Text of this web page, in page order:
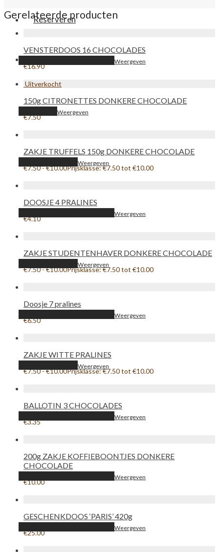
Reserveren
Gerelateerde producten
VENSTERDOOS 16 CHOCOLADES
€16.90
Weergeven
150g CITRONETTES DONKERE CHOCOLADE
€7.50
Weergeven
ZAKJE TRUFFELS 150g DONKERE CHOCOLADE
€7.50-€10.00Prijsklasse: €7.50 tot €10.00
Weergeven
DOOSJE 4 PRALINES
€4.10
Weergeven
ZAKJE STUDENTENHAVER DONKERE CHOCOLADE
€7.50-€10.00Prijsklasse: €7.50 tot €10.00
Weergeven
Doosje 7 pralines
€6.50
Weergeven
ZAKJE WITTE PRALINES
€7.50-€10.00Prijsklasse: €7.50 tot €10.00
Weergeven
BALLOTIN 3 CHOCOLADES
€3.35
Weergeven
200g ZAKJE KOFFIEBOONTJES DONKERE
CHOCOLADE
€10.00
Weergeven
GESCHENKDOOS ‘PARIS’ 420g
€25.00
Weergeven